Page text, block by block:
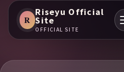
R
Riseyu Official
Site
OFFICIAL SITE